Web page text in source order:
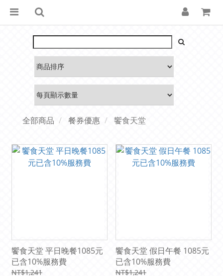
全部商品 餐券優惠 饗食天堂
饗食天堂 平日晚餐1085元
已含10%服務費
NT$1,241
饗食天堂 假日午餐 1085元
已含10%服務費
NT$1,241